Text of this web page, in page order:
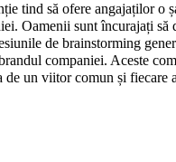
tind să ofere angajaților o
Oamenii sunt încurajați să
de brainstorming
companiei. Aceste
un viitor comun și fiecare